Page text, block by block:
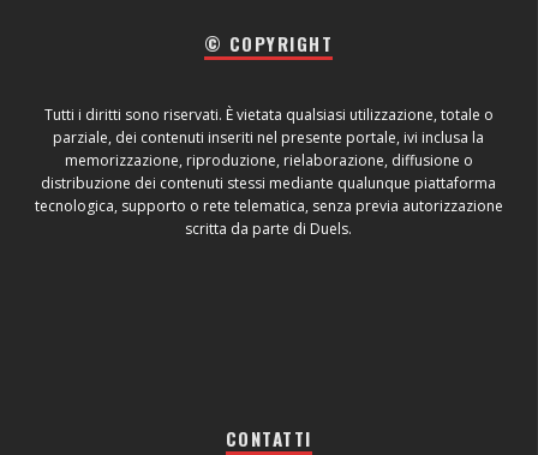
© COPYRIGHT
Tutti i diritti sono riservati. È vietata qualsiasi utilizzazione, totale o
parziale, dei contenuti inseriti nel presente portale, ivi inclusa la
memorizzazione, riproduzione, rielaborazione, diffusione o
distribuzione dei contenuti stessi mediante qualunque piattaforma
tecnologica, supporto o rete telematica, senza previa autorizzazione
scritta da parte di Duels.
CONTATTI